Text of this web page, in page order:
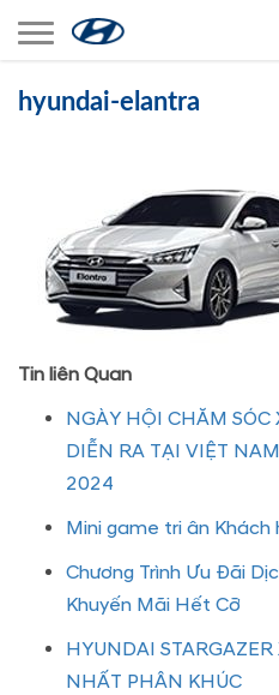
Toggle navigation
hyundai-elantra
Tin liên Quan
NGÀY HỘI CHĂM
DIỄN RA TẠI VIỆT
2024
Mini game tri ân
Chương Trình Ưu Đãi
Khuyến Mãi Hết Cỡ
HYUNDAI
NHẤT PHÂN KHÚC